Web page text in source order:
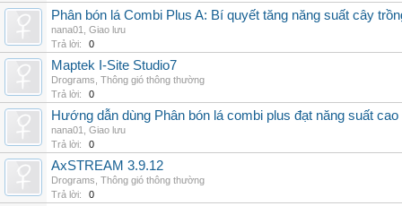
Phân bón lá Combi Plus A: Bí quyết tăng năng suất cây
nana01
Giao lưu
Trả lời:
0
Maptek I-Site Studio7
Drograms Thông gió thông thường
Trả lời:
0
Hướng dẫn dùng Phân bón lá combi plus đạt năng suất cao
nana01
Giao lưu
Trả lời:
0
AxSTREAM 3.9.12
Drograms Thông gió thông thường
Trả lời:
0